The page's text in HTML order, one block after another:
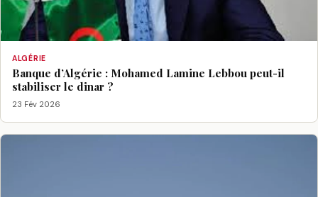
ALGÉRIE
Banque d’Algérie : Mohamed Lamine Lebbou peut-il
stabiliser le dinar ?
23 Fév 2026